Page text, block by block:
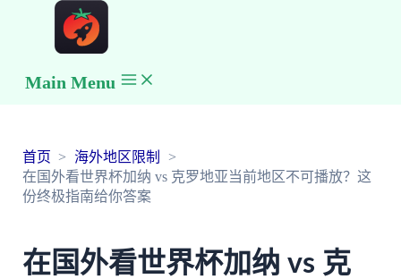
Main Menu
首页
海外地区限制
在国外看世界杯加纳 vs 克罗地亚当前地区不可播放？这
份终极指南给你答案
在国外看世界杯加纳 vs 克